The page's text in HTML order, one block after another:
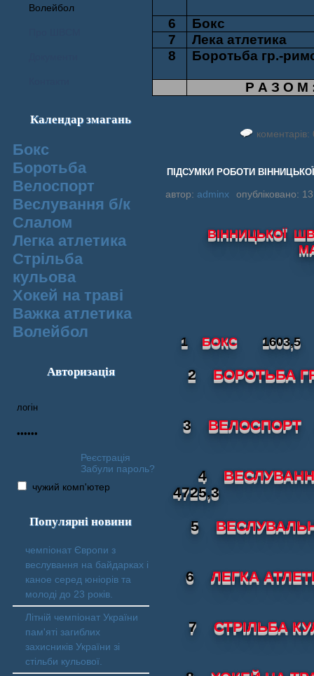
Волейбол
Календар змагань
Бокс
Боротьба
Велоспорт
Веслування б/к
Cлалом
Легка атлетика
Стрільба
кульова
Хокей на траві
Важка атлетика
Волейбол
Авторизація
Реєстрація
Забули пароль?
чужий комп'ютер
Популярні новини
чемпіонат Європи з
веслування на байдарках і
каное серед юніорів та
молоді до 23 років.
Літній чемпіонат України
пам'яті загиблих
захисників України зі
стільби кульової.
6
Бокс
7
Лека атлетика
8
Боротьба гр.-
Р А З О М
коментарів:
ПІДСУМКИ РОБОТИ
автор: adminx опубліковано:
ВІННИЦЬКОЇ
1БОКС 1603,5
2БОРОТЬБА
3ВЕЛОСПОРТ
4
4725,3
5
6 ЛЕГКА
7СТРІЛЬБА